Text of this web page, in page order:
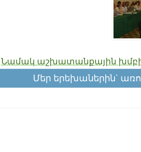
Նամակ աշխատանքային
Մեր երեխաներին`